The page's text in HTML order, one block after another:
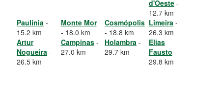
d'Oeste-
12.7 km
Paulínia -
15.2 km
Monte Mor
- 18.0 km
Cosmópolis
- 18.8 km
Limeira-
26.3 km
Artur
Nogueira -
26.5 km
Campinas-
27.0 km
Holambra -
29.7 km
Elias
Fausto -
29.8 km